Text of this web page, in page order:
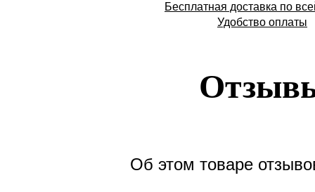
Бесплатная доставка по
Удобство оплаты
Об этом товаре